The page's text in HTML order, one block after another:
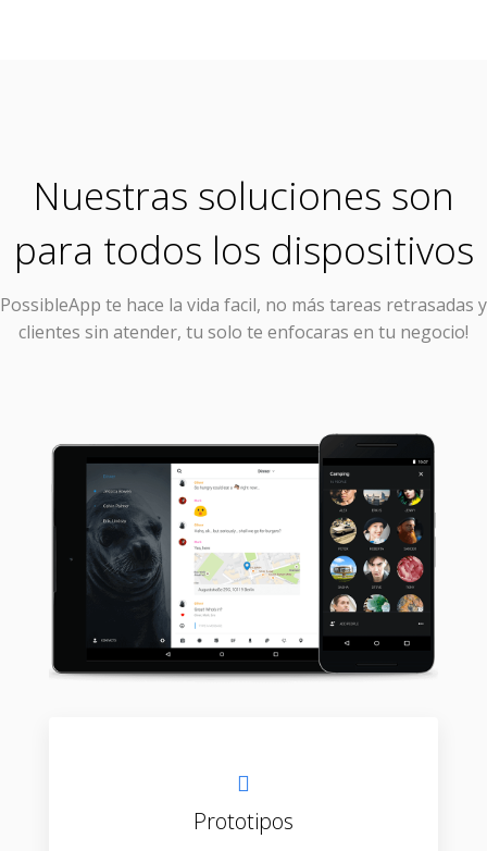
Nuestras soluciones son
para todos los dispositivos
PossibleApp te hace la vida facil, no más tareas retrasadas y
clientes sin atender, tu solo te enfocaras en tu negocio!
Prototipos